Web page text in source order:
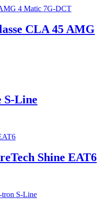
CLA 45 AMG
S-Line
Shine EAT6